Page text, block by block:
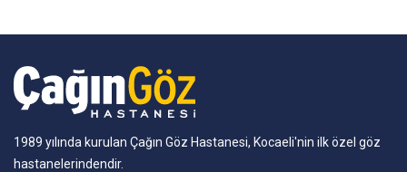
1989 yılında kurulan Çağın Göz Hastanesi, Kocaeli'nin ilk özel göz
hastanelerindendir.